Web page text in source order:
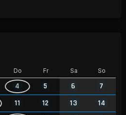
Do Fr Sa So
4 5 6
7
11 12 13
14